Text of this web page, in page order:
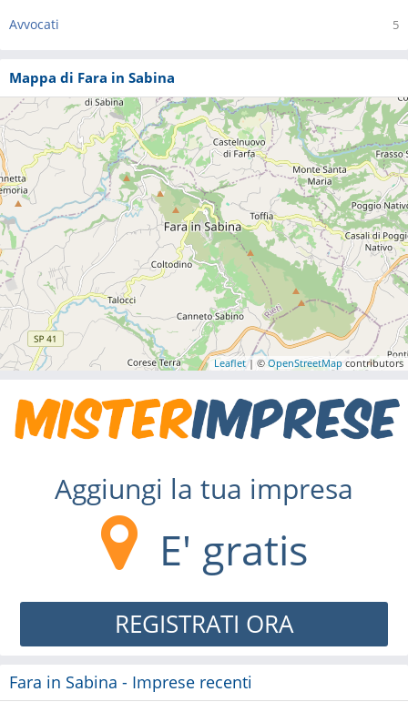
5
Avvocati
Mappa di Fara in Sabina
Leaflet| ©OpenStreetMap contributors
Aggiungi la tua impresa
E' gratis
REGISTRATI ORA
Fara in Sabina - Imprese recenti